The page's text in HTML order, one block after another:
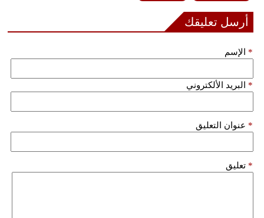
أرسل تعليقك
الإسم *
البريد الألكتروني *
عنوان التعليق *
تعليق *